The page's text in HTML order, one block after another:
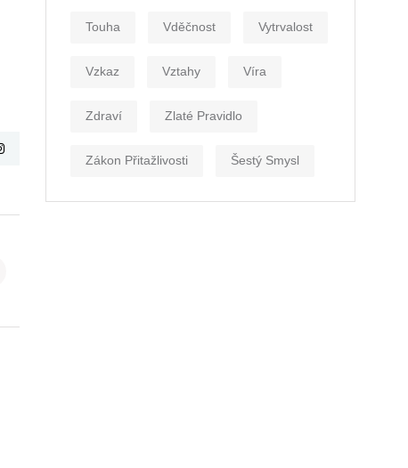
Touha Vděčnost Vytrvalost
Vzkaz Vztahy Víra
Zdraví Zlaté Pravidlo
Zákon Přitažlivosti Šestý Smysl